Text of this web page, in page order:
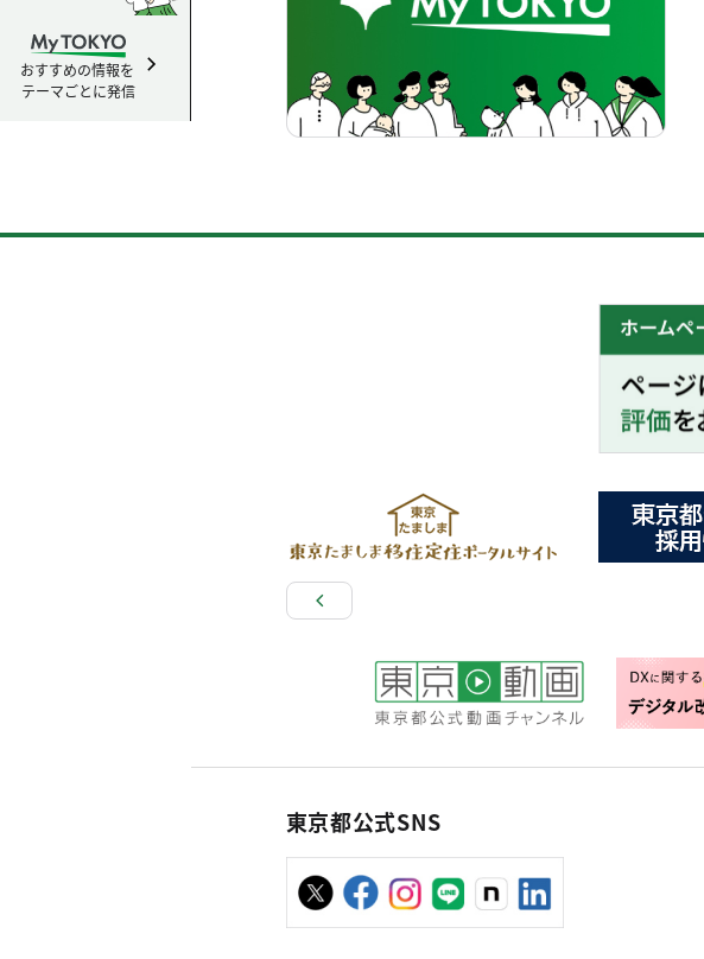
おすすめの情報を
テーマごとに発信
東京都公式SNS